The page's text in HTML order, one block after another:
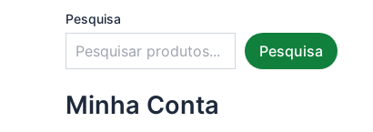
Pesquisa
Pesquisa
Minha Conta
u
m
c